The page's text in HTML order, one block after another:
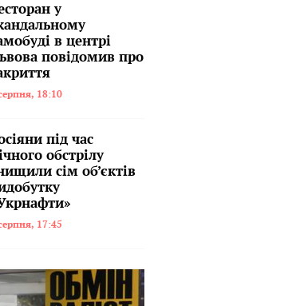
у
в центрі
повідомив про
18:10
під час
обстрілу
сім об’єктів
17:45